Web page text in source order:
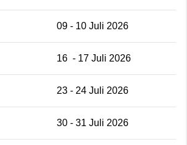
09 - 10 Juli 2026
16 - 17 Juli 2026
23 - 24 Juli 2026
30 - 31 Juli 2026